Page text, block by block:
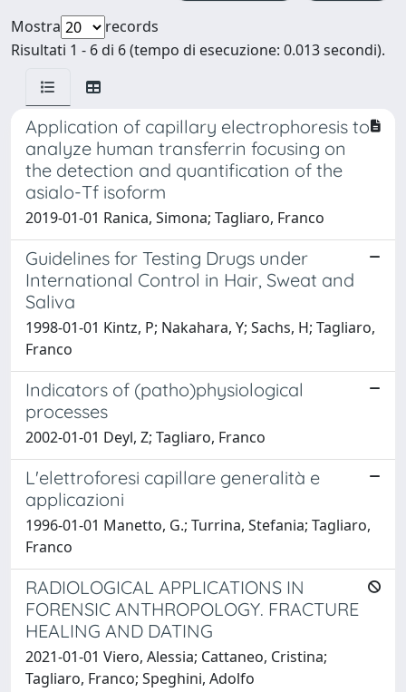
Mostra
records
Risultati 1 - 6 di 6 (tempo di esecuzione: 0.013 secondi).
Application of capillary electrophoresis to
analyze human transferrin focusing on
the detection and quantification of the
asialo-Tf isoform
2019-01-01 Ranica, Simona; Tagliaro, Franco
Guidelines for Testing Drugs under
International Control in Hair, Sweat and
Saliva
1998-01-01 Kintz, P; Nakahara, Y; Sachs, H; Tagliaro,
Franco
Indicators of (patho)physiological
processes
2002-01-01 Deyl, Z; Tagliaro, Franco
L'elettroforesi capillare generalità e
applicazioni
1996-01-01 Manetto, G.; Turrina, Stefania; Tagliaro,
Franco
RADIOLOGICAL APPLICATIONS IN
FORENSIC ANTHROPOLOGY. FRACTURE
HEALING AND DATING
2021-01-01 Viero, Alessia; Cattaneo, Cristina;
Tagliaro, Franco; Speghini, Adolfo